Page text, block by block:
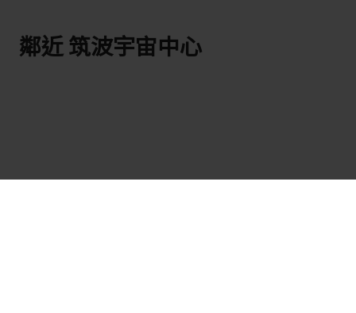
鄰近 筑波宇宙中心